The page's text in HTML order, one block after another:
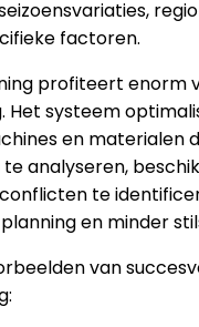
factoren.
profiteert enorm
Het systeem
en materialen
analyseren,
te
en minder
van